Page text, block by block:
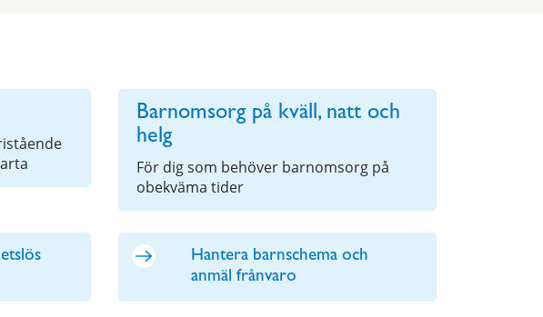
Barnomsorg på kväll, natt och
helg
För dig som behöver barnomsorg på
obekväma tider
Hantera barnschema och
anmäl frånvaro